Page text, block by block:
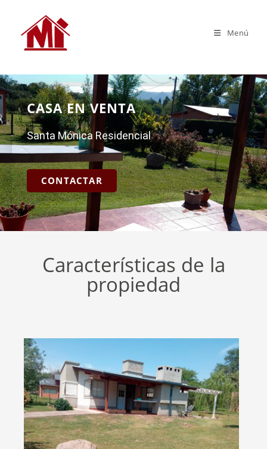
Menú
CASA EN VENTA
Santa Mónica Residencial
CONTACTAR
Características de la
propiedad